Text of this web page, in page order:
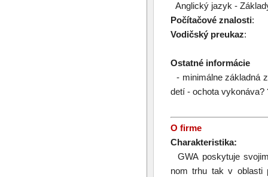
Anglický jazyk -
Počítačové znalosti:
Vodičský preukaz:
Ostatné informácie
- minimálne základná
detí - ochota vykonáva?
O firme
Charakteristika:
GWA poskytuje
nom trhu tak v oblasti